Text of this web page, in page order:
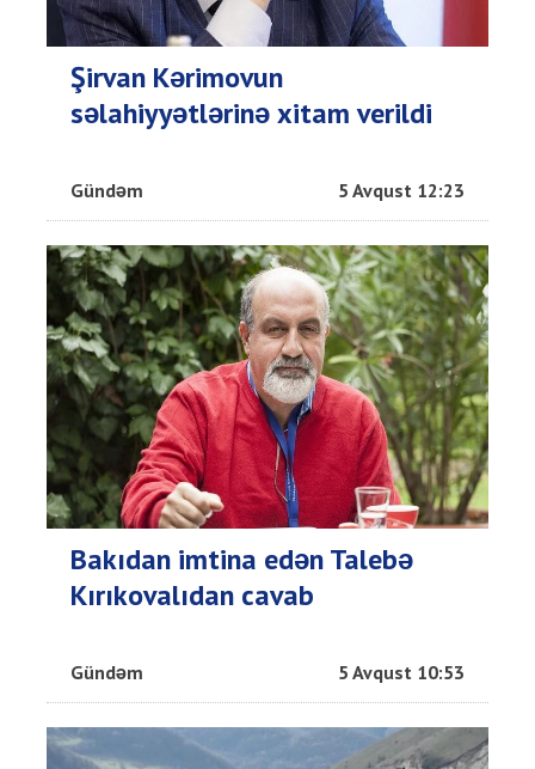
Şirvan Kərimovun
səlahiyyətlərinə xitam verildi
Gündəm 5 Avqust 12:23
Bakıdan imtina edən Talebə
Kırıkovalıdan cavab
Gündəm 5 Avqust 10:53